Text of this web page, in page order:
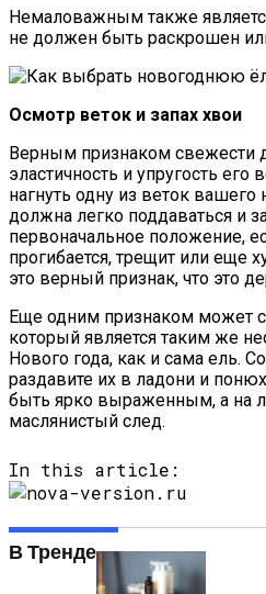
Немаловажным также
не должен быть раскрошен
Осмотр веток и запах хвои
Верным признаком свежести
эластичность и упругость
нагнуть одну из веток вашего
должна легко поддаваться и
первоначальное положение,
прогибается, трещит или еще
это верный признак, что это
Еще одним признаком может
который является таким же
Нового года, как и сама ель.
раздавите их в ладони и
быть ярко выраженным, а на
маслянистый след.
In this article:
В Тренде